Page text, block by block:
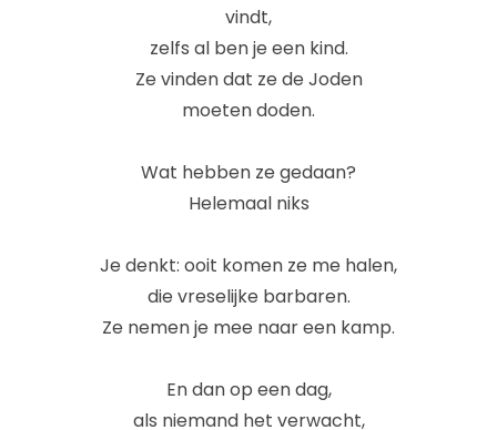
vindt,
zelfs al ben je een kind.
Ze vinden dat ze de Joden
moeten doden.
Wat hebben ze gedaan?
Helemaal niks
Je denkt: ooit komen ze me halen,
die vreselijke barbaren.
Ze nemen je mee naar een kamp.
En dan op een dag,
als niemand het verwacht,